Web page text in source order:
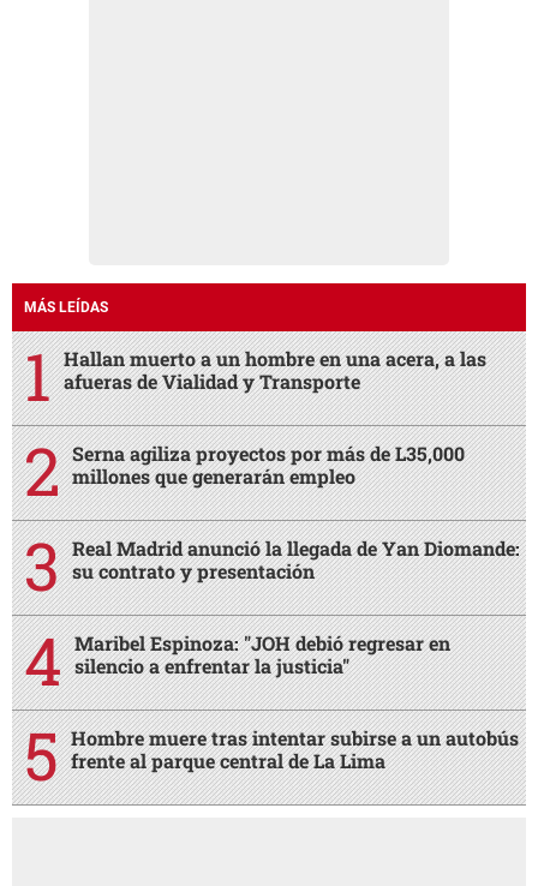
MÁS LEÍDAS
Hallan muerto a un hombre en una acera, a las
afueras de Vialidad y Transporte
Serna agiliza proyectos por más de L35,000
millones que generarán empleo
Real Madrid anunció la llegada de Yan Diomande:
su contrato y presentación
Maribel Espinoza: "JOH debió regresar en
silencio a enfrentar la justicia"
Hombre muere tras intentar subirse a un autobús
frente al parque central de La Lima